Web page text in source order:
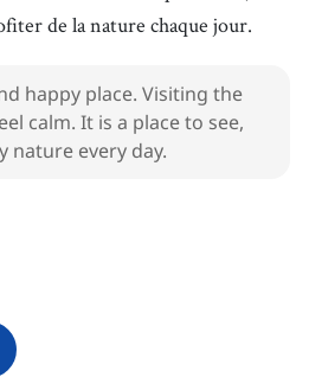
de la nature chaque jour.
happy place. Visiting the
calm. It is a place to see,
nature every day.